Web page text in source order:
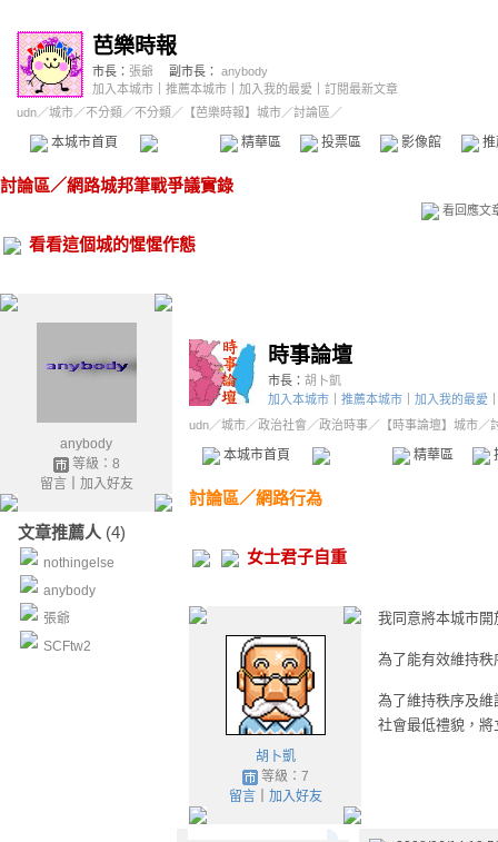
芭樂時報
市長： 張爺 副市長： anybody
加入本城市
推薦本城市 加入我的最愛
訂閱最新文章
udn／城市／不分類 ／不分類 ／ 【芭樂時報】城市／討論區／
本城市首頁 精華區 投票區 影像館
討論區／網路城邦筆戰爭議實錄
看回應文
看看這個城的惺惺作態
anybody
等級：8
留言｜ 加入好友
文章推薦人 (4)
nothingelse
anybody
張爺
SCFtw2
時事論壇
市長： 胡卜凱
加入本城市
推薦本城市 加入我的最愛
udn／城市／政治社會 ／政治時事／ 【時事論壇】城市／
本城市首頁 精華區
討論區／網路行為
女士君子自重
胡卜凱
等級：7
留言｜ 加入好友
我同意將本城市
為了能有效維持
為了維持秩序及
社會最低禮貌，